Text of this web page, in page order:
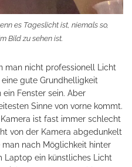
es Tageslicht ist, niemals so,
Bild zu sehen ist.
man nicht professionell Licht
gute Grundhelligkeit
Fenster sein. Aber
Sinne von vorne kommt.
ist fast immer schlecht
von der Kamera abgedunkelt
nach Möglichkeit hinter
ein künstliches Licht